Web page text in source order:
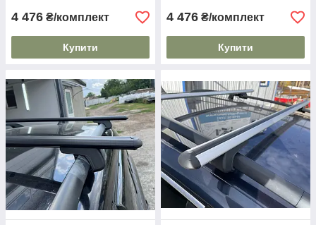
4 476 ₴/комплект
Купити
4 476 ₴/комплект
Купити